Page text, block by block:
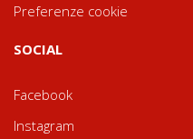
Preferenze cookie
SOCIAL
Facebook
Instagram